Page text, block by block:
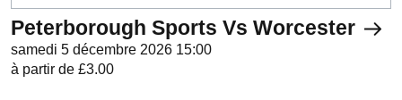
Peterborough Sports Vs Worcester
samedi 5 décembre 2026 15:00
à partir de £3.00